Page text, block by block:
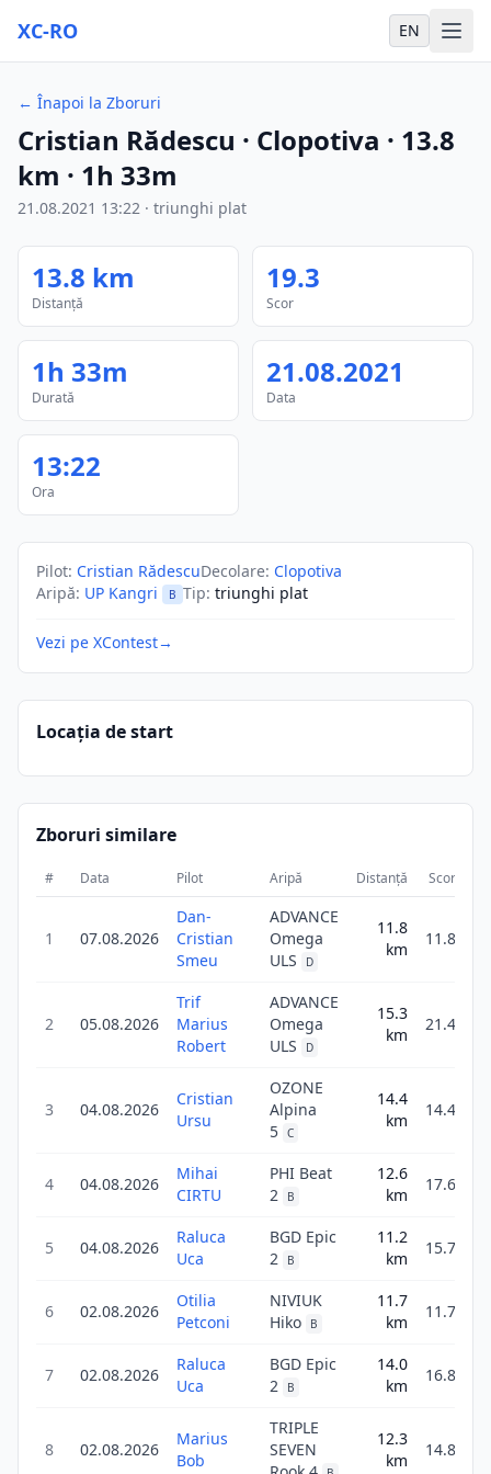
XC-RO EN
← Înapoi la Zboruri
Cristian Rădescu · Clopotiva · 13.8
km · 1h 33m
21.08.2021 13:22 · triunghi plat
13.8 km
Distanță
19.3
Scor
1h 33m
Durată
21.08.2021
Data
13:22
Ora
Pilot: Cristian RădescuDecolare: Clopotiva
Aripă: UP Kangri B Tip: triunghi plat
Vezi pe XContest→
Locația de start
Zboruri similare
# Data Pilot Aripă Distanță Scor
1 07.08.2026
Dan-
Cristian
Smeu
ADVANCE
Omega
ULS
D
11.8
km
11.8
2 05.08.2026
Trif
Marius
Robert
ADVANCE
Omega
ULS
D
15.3
km
21.4
3 04.08.2026
Cristian
Ursu
OZONE
Alpina
5 C
14.4
km
14.4
4 04.08.2026
Mihai
CIRTU
PHI Beat
2
B
12.6
km
17.6
5 04.08.2026
Raluca
Uca
BGD Epic
2
B
11.2
km
15.7
6 02.08.2026
Otilia
Petconi
NIVIUK
Hiko
B
11.7
km
11.7
7 02.08.2026
Raluca
Uca
BGD Epic
2
B
14.0
km
16.8
8 02.08.2026
Marius
Bob
TRIPLE
SEVEN
12.3
km
14.8